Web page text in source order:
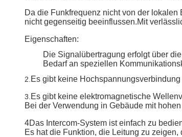
Da die Funkfrequenz nicht von der
nicht gegenseitig beeinflussen.Mit
Eigenschaften:
Die Signalübertragung erfolgt über
Bedarf an speziellen
2. Es gibt keine
3. Es gibt keine elektromagnetische
Bei der Verwendung in Gebäude mit
4Das Intercom-System ist einfach zu
Es hat die Funktion, die Leitung zu